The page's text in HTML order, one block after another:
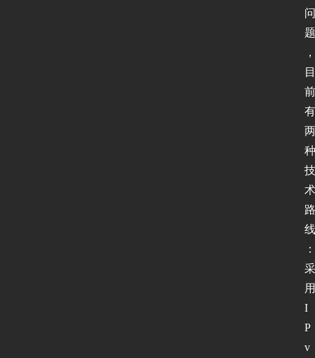
问
题
，
目
前
有
两
种
技
术
路
线
：
采
用
I
P
v